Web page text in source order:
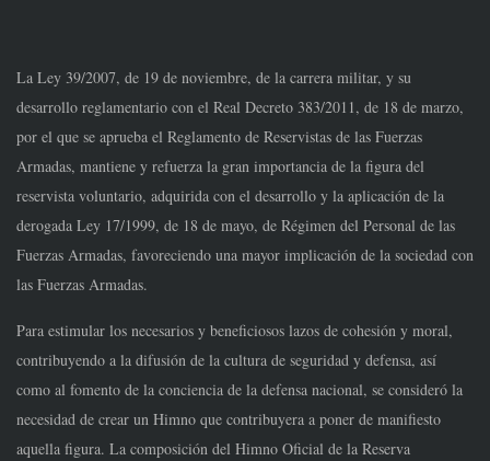
La Ley 39/2007, de 19 de noviembre, de la carrera militar, y su
desarrollo reglamentario con el Real Decreto 383/2011, de 18 de marzo,
por el que se aprueba el Reglamento de Reservistas de las Fuerzas
Armadas, mantiene y refuerza la gran importancia dela figura del
reservista voluntario, adquirida con el desarrollo y la aplicación de la
derogada Ley 17/1999, de 18 de mayo, de Régimen del Personal de las
Fuerzas Armadas, favoreciendo una mayor implicación de la sociedad con
las Fuerzas Armadas.
Para estimular los necesarios y beneficiosos lazos de cohesión y moral,
contribuyendo a la difusión de la cultura de seguridad y defensa, así
como al fomento de la conciencia de la defensa nacional, se consideró la
necesidad de crear un Himno que contribuyera a poner de manifiesto
aquella figura. La composición del Himno Oficial de la Reserva